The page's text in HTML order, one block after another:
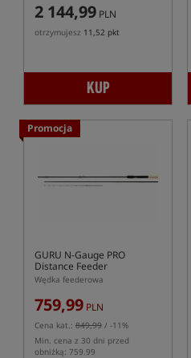
2 144,99 PLN
otrzymujesz 11,52 pkt
KUP
Promocja
GURU N-Gauge PRO
Distance Feeder
Wędka feederowa
759,99 PLN
Cena kat.: 849,99 / -11%
Min. cena z 30 dni przed
obniżką: 759.99